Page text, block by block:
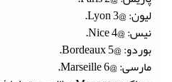
لیون: @Lyon 3.
نیس: @Nice 4.
بوردو: @Bordeaux 5.
مارسی: @Marseille 6.